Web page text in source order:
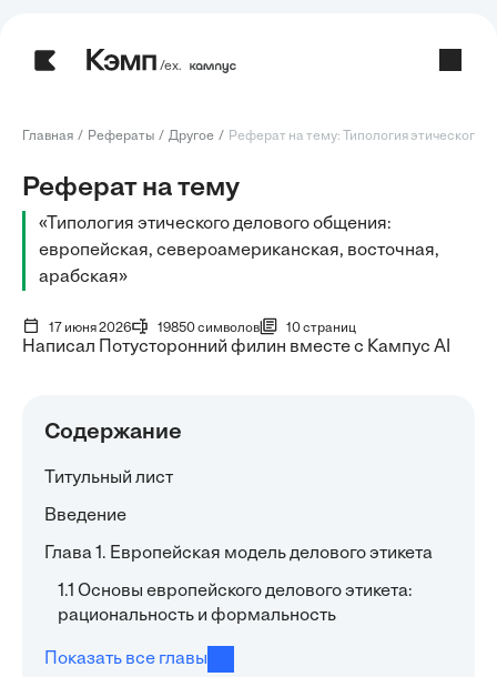
/ех.
Главная Рефераты Другое Реферат на тему: Типология этического
Реферат на тему
«Типология этического делового общения:
европейская, североамериканская, восточная,
арабская»
17 июня 2026 19850 символов 10 страниц
Написал Потусторонний филин вместе с Кампус AI
Содержание
Титульный лист
Введение
Глава 1. Европейская модель делового этикета
1.1 Основы европейского делового этикета:
рациональность и формальность
Показать все главы